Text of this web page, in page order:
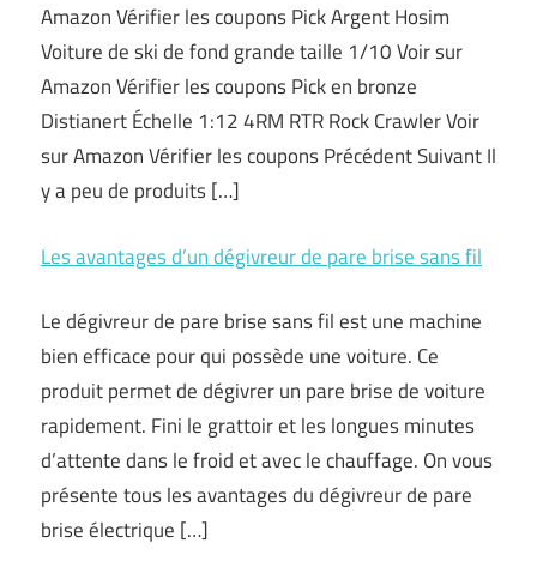
Amazon Vérifier les coupons Pick Argent Hosim
Voiture de ski de fond grande taille 1/10 Voir sur
Amazon Vérifier les coupons Pick en bronze
Distianert Échelle 1:12 4RM RTR Rock Crawler Voir
sur Amazon Vérifier les coupons Précédent Suivant Il
y a peu de produits […]
Les avantages d’un dégivreur de pare brise sans fil
Le dégivreur de pare brise sans fil est une machine
bien efficace pour qui possède une voiture. Ce
produit permet de dégivrer un pare brise de voiture
rapidement. Fini le grattoir et les longues minutes
d’attente dans le froid et avec le chauffage. On vous
présente tous les avantages du dégivreur de pare
brise électrique […]